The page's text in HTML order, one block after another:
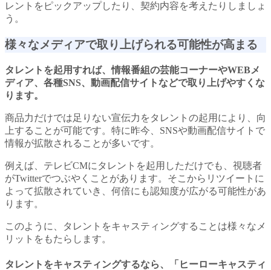
レントをピックアップしたり、契約内容を考えたりしましょ
う。
様々なメディアで取り上げられる可能性が高まる
タレントを起用すれば、情報番組の芸能コーナーやWEBメ
ディア、各種SNS、動画配信サイトなどで取り上げやすくな
ります。
商品力だけでは足りない宣伝力をタレントの起用により、向
上することが可能です。特に昨今、SNSや動画配信サイトで
情報が拡散されることが多いです。
例えば、テレビCMにタレントを起用しただけでも、視聴者
がTwitterでつぶやくことがあります。そこからリツイートに
よって拡散されていき、何倍にも認知度が広がる可能性があ
ります。
このように、タレントをキャスティングすることは様々なメ
リットをもたらします。
タレントをキャスティングするなら、「ヒーローキャスティ